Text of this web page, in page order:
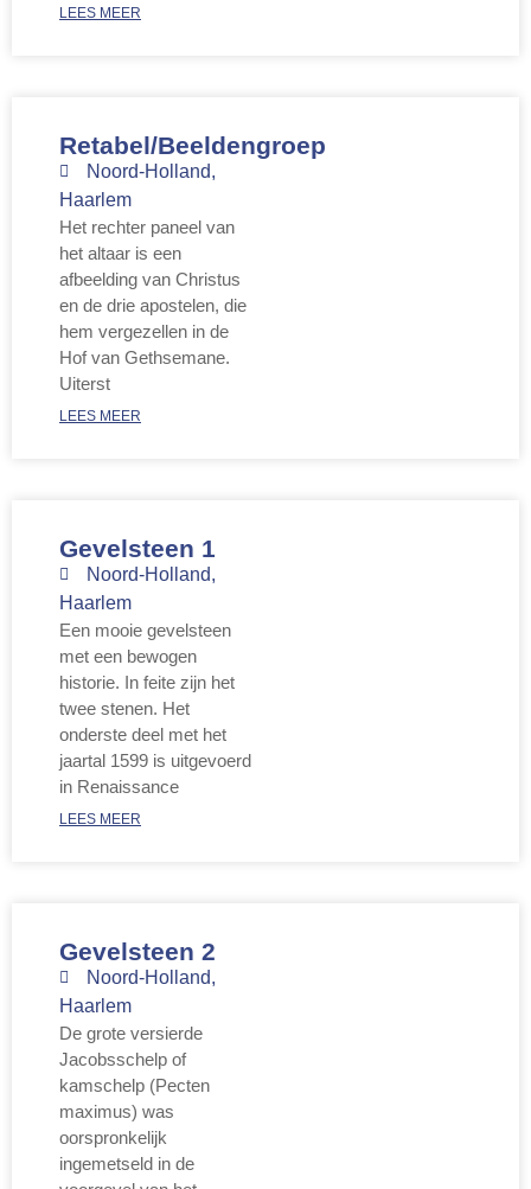
LEES MEER
Retabel/Beeldengroep
Noord-Holland,
Haarlem
Het rechter paneel van
het altaar is een
afbeelding van Christus
en de drie apostelen, die
hem vergezellen in de
Hof van Gethsemane.
Uiterst
LEES MEER
Gevelsteen 1
Noord-Holland,
Haarlem
Een mooie gevelsteen
met een bewogen
historie. In feite zijn het
twee stenen. Het
onderste deel met het
jaartal 1599 is uitgevoerd
in Renaissance
LEES MEER
Gevelsteen 2
Noord-Holland,
Haarlem
De grote versierde
Jacobsschelp of
kamschelp (Pecten
maximus) was
oorspronkelijk
ingemetseld in de